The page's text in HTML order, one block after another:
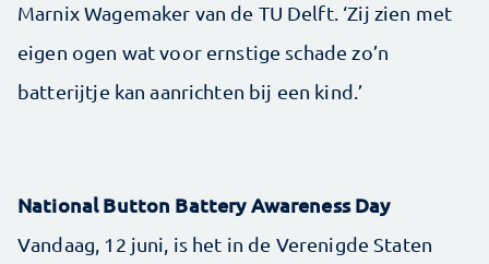
Marnix Wagemaker van de TU Delft. ‘Zij zien met
eigen ogen wat voor ernstige schade zo’n
batterijtje kan aanrichten bij een kind.’
National Button Battery Awareness Day
Vandaag, 12 juni, is het in de Verenigde Staten